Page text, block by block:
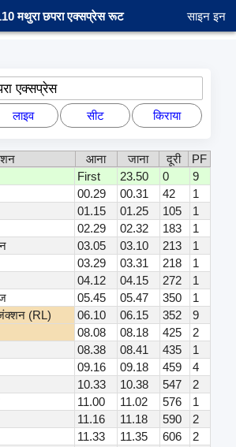
मथुरा छपरा एक्सप्रेस रूट साइन इन
एक्सप्रेस
लाइव सीट किराया
आना जाना दूरी
PF
First 23.50 0
9
00.29 00.31 42
1
01.15 01.25 105
1
02.29 02.32 183
1
03.05 03.10 213
1
03.29 03.31 218
1
04.12 04.15 272
1
05.45 05.47 350
1
(RL) 06.10 06.15 352
9
08.08 08.18 425
2
08.38 08.41 435
1
09.16 09.18 459
4
10.33 10.38 547
2
11.00 11.02 576
1
11.16 11.18 590
2
11.33 11.35 606
2